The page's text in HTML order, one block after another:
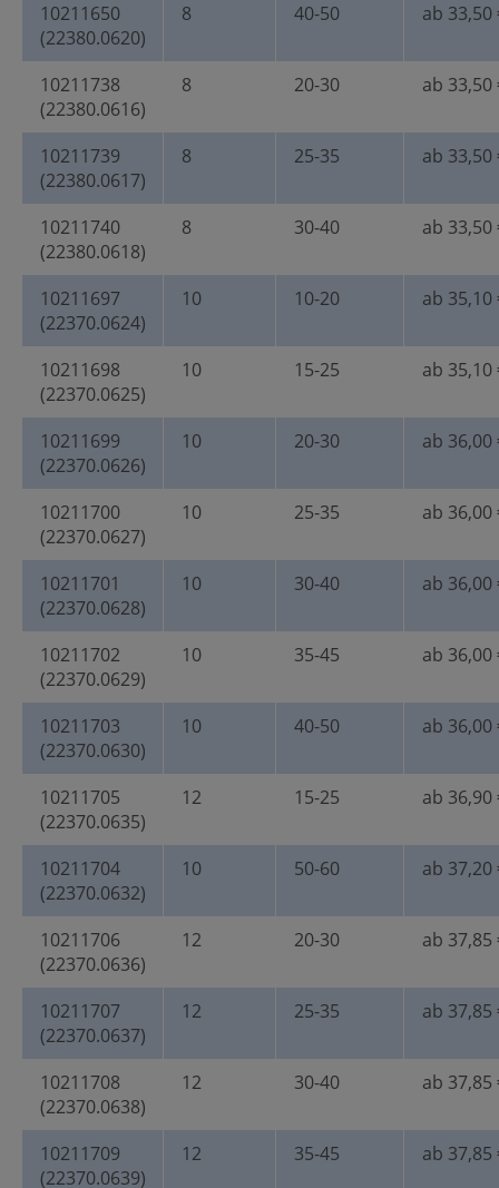
10211650
(22380.0620)
8 40-50 ab 33,50
10211738
(22380.0616)
8 20-30 ab 33,50
10211739
(22380.0617)
8 25-35 ab 33,50
10211740
(22380.0618)
8 30-40 ab 33,50
10211697
(22370.0624)
10 10-20 ab 35,10
10211698
(22370.0625)
10 15-25 ab 35,10
10211699
(22370.0626)
10 20-30 ab 36,00
10211700
(22370.0627)
10 25-35 ab 36,00
10211701
(22370.0628)
10 30-40 ab 36,00
10211702
(22370.0629)
10 35-45 ab 36,00
10211703
(22370.0630)
10 40-50 ab 36,00
10211705
(22370.0635)
12 15-25 ab 36,90
10211704
(22370.0632)
10 50-60 ab 37,20
10211706
(22370.0636)
12 20-30 ab 37,85
10211707
(22370.0637)
12 25-35 ab 37,85
10211708
(22370.0638)
12 30-40 ab 37,85
10211709
(22370.0639)
12 35-45 ab 37,85